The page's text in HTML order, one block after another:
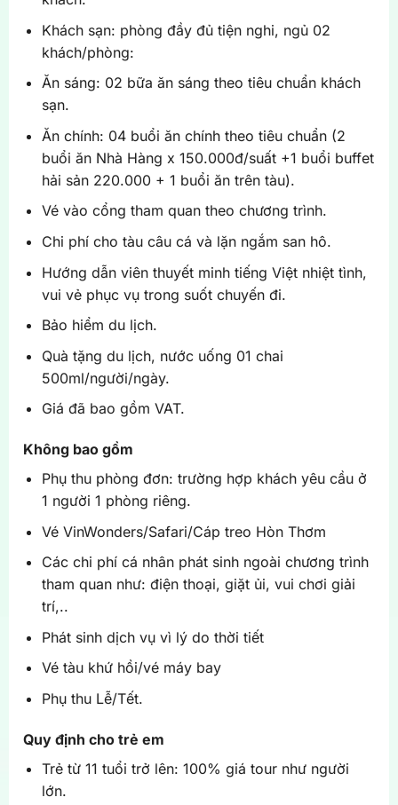
Khách sạn: phòng đầy đủ tiện nghi, ngủ 02
khách/phòng:
Ăn sáng: 02 bữa ăn sáng theo tiêu chuẩn khách
sạn.
Ăn chính: 04 buổi ăn chính theo tiêu chuẩn (2
buổi ăn Nhà Hàng x 150.000đ/suất +1 buổi buffet
hải sản 220.000 + 1 buổi ăn trên tàu).
Vé vào cổng tham quan theo chương trình.
Chi phí cho tàu câu cá và lặn ngắm san hô.
Hướng dẫn viên thuyết minh tiếng Việt nhiệt tình,
vui vẻ phục vụ trong suốt chuyến đi.
Bảo hiểm du lịch.
Quà tặng du lịch, nước uống 01 chai
500ml/người/ngày.
Giá đã bao gồm VAT.
Không bao gồm
Phụ thu phòng đơn: trường hợp khách yêu cầu ở
1 người 1 phòng riêng.
Vé VinWonders/Safari/Cáp treo Hòn Thơm
Các chi phí cá nhân phát sinh ngoài chương trình
tham quan như: điện thoại, giặt ủi, vui chơi giải
trí,..
Phát sinh dịch vụ vì lý do thời tiết
Vé tàu khứ hồi/vé máy bay
Phụ thu Lễ/Tết.
Quy định cho trẻ em
Trẻ từ 11 tuổi trở lên: 100% giá tour như người
lớn.